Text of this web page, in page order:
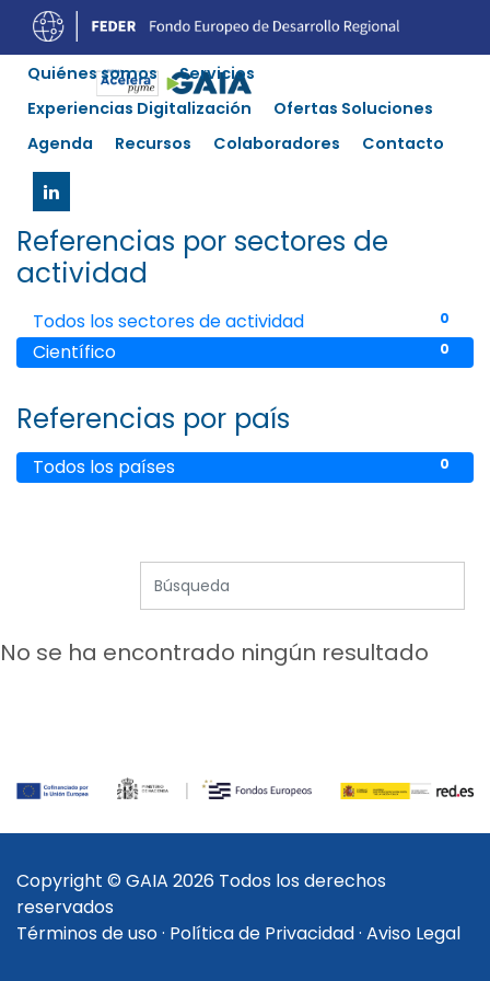
Quiénes somos
Servicios
Experiencias Digitalización
Ofertas Soluciones
Agenda
Recursos Colaboradores Contacto
Nuestras referencias
Con la confianza de millones
Referencias por sectores de
actividad
0
Todos los sectores de actividad
0
Científico
Referencias por país
0
Todos los países
No se ha encontrado ningún resultado
Copyright © GAIA 2026 Todos los derechos
reservados
Términos de uso· Política de Privacidad· Aviso Legal